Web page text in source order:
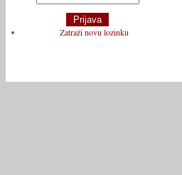
Zatraži novu lozinku